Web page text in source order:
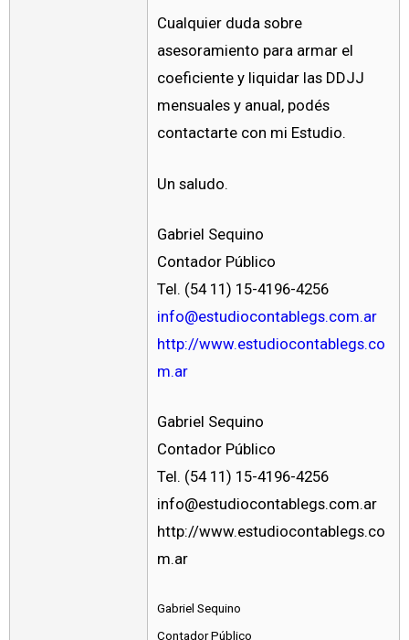
Cualquier duda sobre
asesoramiento para armar el
coeficiente y liquidar las DDJJ
mensuales y anual, podés
contactarte con mi Estudio.
Un saludo.
Gabriel Sequino
Contador Público
Tel. (54 11) 15-4196-4256
info@estudiocontablegs.com.ar
http://www.estudiocontablegs.co
m.ar
Gabriel Sequino
Contador Público
Tel. (54 11) 15-4196-4256
info@estudiocontablegs.com.ar
http://www.estudiocontablegs.co
m.ar
Gabriel Sequino
Contador Público